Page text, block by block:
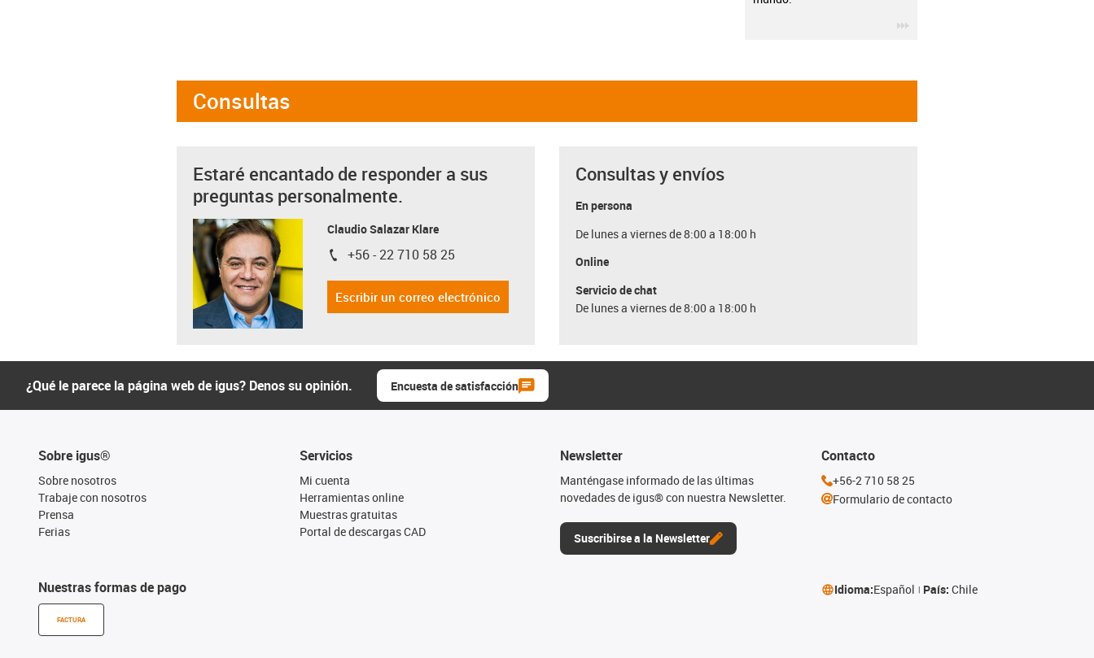
Consultas
Estaré encantado de responder a sus
preguntas personalmente.
Claudio Salazar Klare
igus-icon-phone
+56 - 22 710 58 25
Escribir un correo electrónico
Consultas y envíos
En persona
De lunes a viernes de 8:00 a 18:00 h
Online
Servicio de chat
De lunes a viernes de 8:00 a 18:00 h
¿Qué le parece la página web de igus? Denos su opinión. Encuesta de satisfacción
Sobre igus®
Sobre nosotros
Trabaje con nosotros
Prensa
Ferias
Nuestras formas de pago
FACTURA
Servicios
Mi cuenta
Herramientas online
Muestras gratuitas
Portal de descargas CAD
Newsletter
Manténgase informado de las últimas
novedades de igus® con nuestra Newsletter.
Suscribirse a la Newsletter
Contacto
+56-2 710 58 25
Formulario de contacto
Idioma:Español País: Chile